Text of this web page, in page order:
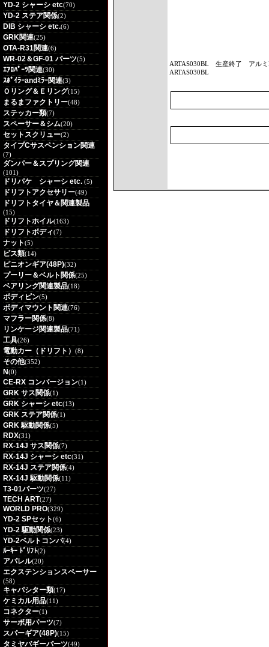
YD-2 シャーシ etc(70)
YD-2 ステア関係(2)
DIB シャーシ etc.(6)
GRK関連(25)
OTA-R31関連(6)
WR-02＆GF-01 パーツ(5)
ｴｱﾛﾊﾟｰﾂ関連(30)
ｽﾎﾟｲﾗｰandﾐﾗｰ関連(3)
Ｏリング＆Ｅリング(15)
まるまファクトリー(48)
ステッカー類(7)
スペーサー＆シム(20)
セットスクリュー(2)
タイプCサスペンション関連
(7)
ダンパー＆スプリング関連
(101)
ドリパケ シャーシ etc. (5)
ドリフトアクセサリー(49)
ドリフトタイヤ＆関連製品
(15)
ドリフトホイル(163)
ドリフトボディ(7)
ナット(5)
ビス類(14)
ピニオンギア(48P)(32)
プーリー＆ベルト関係(25)
ベアリング関連製品(18)
ボディピン(5)
ボディマウント関連(76)
マフラー関係(8)
リンケージ関連製品(71)
工具(26)
電動カー（ドリフト） (8)
その他(352)
N(0)
CE-RX コンバージョン(1)
GRK サス関係(1)
GRK シャーシ etc(13)
GRK ステア関係(1)
GRK 駆動関係(5)
RDX(31)
RX-14J サス関係(7)
RX-14J シャーシ etc(31)
RX-14J ステア関係(4)
RX-14J 駆動関係(11)
T3-01パーツ(27)
TECH ART(27)
WORLD PRO(329)
YD-2 SPセット(6)
YD-2 駆動関係(23)
YD-2ベルトコンバ(4)
ﾙｰｷｰ ﾄﾞﾘﾌﾄ(2)
アパレル(20)
エクステンションスペーサー
(58)
キャパシター類(17)
ケミカル用品(11)
コネクター(1)
サーボ用パーツ(7)
スパーギア(48P)(15)
タミヤバギーパーツ(49)
ARTAS030BL
生産終了 アル
ARTAS030BL